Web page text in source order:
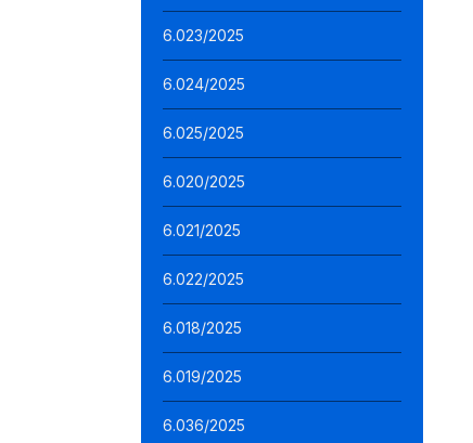
6.023/2025
6.024/2025
6.025/2025
6.020/2025
6.021/2025
6.022/2025
6.018/2025
6.019/2025
6.036/2025